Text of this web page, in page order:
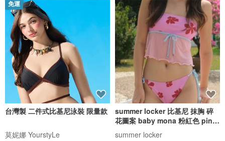
免運
台灣製 二件式比基尼泳裝 限量款
莫妮娜 YourstyLe
summer locker 比基尼 抹胸 碎
花圖案 baby mona 粉紅色 pink
summer locker